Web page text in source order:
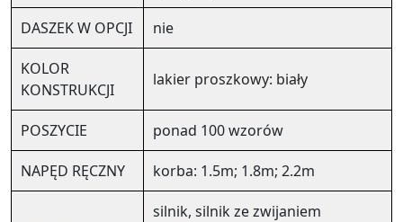
DASZEK W OPCJI nie
KOLOR
KONSTRUKCJI
lakier proszkowy: biały
POSZYCIE ponad 100 wzorów
NAPĘD RĘCZNY korba: 1.5m; 1.8m; 2.2m
silnik, silnik ze zwijaniem